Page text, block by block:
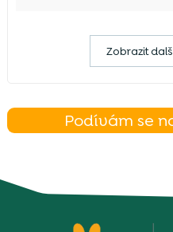
Zobrazit
Podívám se